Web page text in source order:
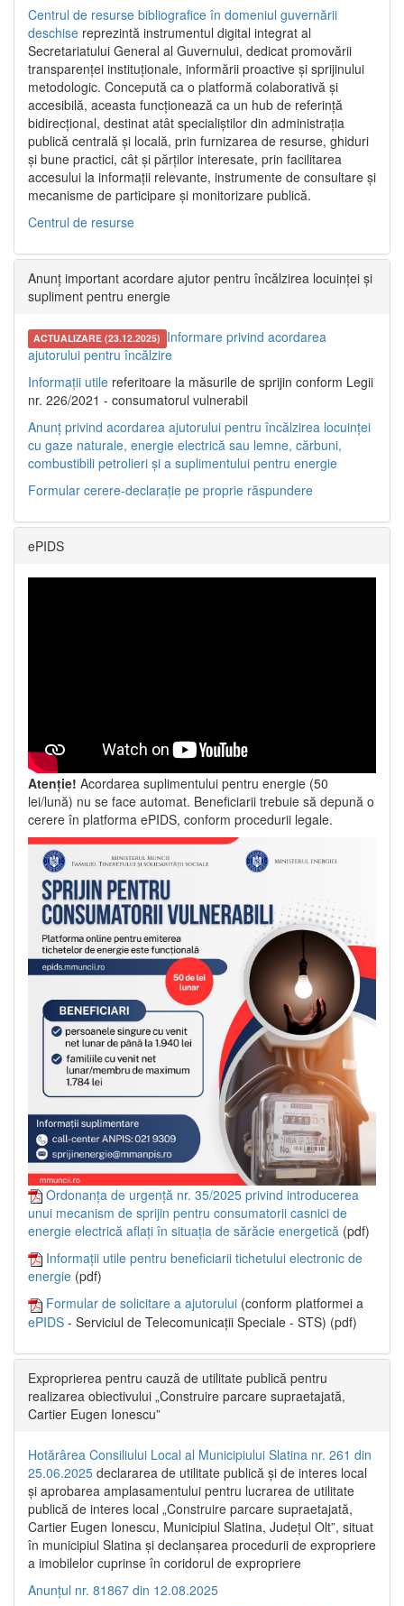
Centrul de resurse bibliografice în domeniul guvernării
deschise reprezintă instrumentul digital integrat al
Secretariatului General al Guvernului, dedicat promovării
transparenței instituționale, informării proactive și sprijinului
metodologic. Concepută ca o platformă colaborativă și
accesibilă, aceasta funcționează ca un hub de referință
bidirecțional, destinat atât specialiștilor din administrația
publică centrală și locală, prin furnizarea de resurse, ghiduri
și bune practici, cât și părților interesate, prin facilitarea
accesului la informații relevante, instrumente de consultare și
mecanisme de participare și monitorizare publică.
Centrul de resurse
Anunț important acordare ajutor pentru încălzirea locuinței și
supliment pentru energie
ACTUALIZARE (23.12.2025) Informare privind acordarea
ajutorului pentru încălzire
Informații utile referitoare la măsurile de sprijin conform Legii
nr. 226/2021 - consumatorul vulnerabil
Anunț privind acordarea ajutorului pentru încălzirea locuinței
cu gaze naturale, energie electrică sau lemne, cărbuni,
combustibili petrolieri și a suplimentului pentru energie
Formular cerere-declarație pe proprie răspundere
ePIDS
Atenție! Acordarea suplimentului pentru energie (50
lei/lună) nu se face automat. Beneficiarii trebuie să depună o
cerere în platforma ePIDS, conform procedurii legale.
Ordonanța de urgență nr. 35/2025 privind introducerea
unui mecanism de sprijin pentru consumatorii casnici de
energie electrică aflați în situația de sărăcie energetică (pdf)
Informații utile pentru beneficiarii tichetului electronic de
energie (pdf)
Formular de solicitare a ajutorului (conform platformei a
ePIDS - Serviciul de Telecomunicații Speciale - STS) (pdf)
Exproprierea pentru cauză de utilitate publică pentru
realizarea obiectivului „Construire parcare supraetajată,
Cartier Eugen Ionescu”
Hotărârea Consiliului Local al Municipiului Slatina nr. 261 din
25.06.2025 declararea de utilitate publică și de interes local
și aprobarea amplasamentului pentru lucrarea de utilitate
publică de interes local „Construire parcare supraetajată,
Cartier Eugen Ionescu, Municipiul Slatina, Județul Olt”, situat
în municipiul Slatina și declanșarea procedurii de expropriere
a imobilelor cuprinse în coridorul de expropriere
Anunțul nr. 81867 din 12.08.2025